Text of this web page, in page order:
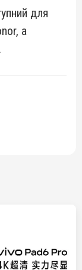
для
а